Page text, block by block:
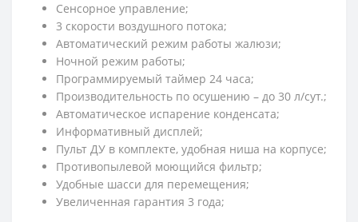
Сенсорное управление;
3 скорости воздушного потока;
Автоматический режим работы жалюзи;
Ночной режим работы;
Программируемый таймер 24 часа;
Производительность по осушению – до 30 л/сут.;
Автоматическое испарение конденсата;
Информативный дисплей;
Пульт ДУ в комплекте, удобная ниша на корпусе;
Противопылевой моющийся фильтр;
Удобные шасси для перемещения;
Увеличенная гарантия 3 года;